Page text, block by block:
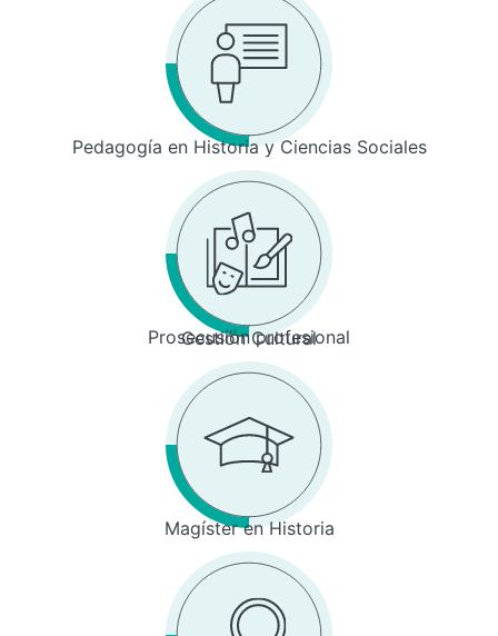
Pedagogía en Historia y Ciencias Sociales
Prosecusión profesional
Gestión Cultural
Magíster en Historia